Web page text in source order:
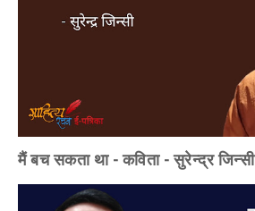
मैं बच सकता था - कविता - सुरेन्द्र जिन्सी